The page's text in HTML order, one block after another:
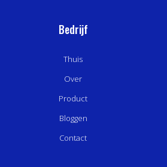
Bedrijf
Thuis
Over
Product
Bloggen
Contact